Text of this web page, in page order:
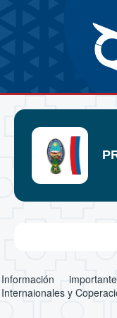
Información
Internaionales y